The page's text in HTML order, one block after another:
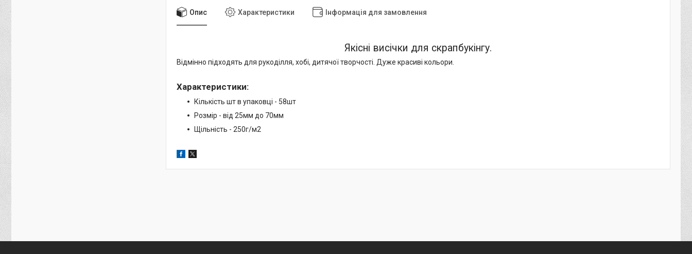
Опис Характеристики Інформація для замовлення
Якісні висічки для скрапбукінгу.
Відмінно підходять для рукоділля, хобі, дитячої творчості. Дуже красиві кольори.
Характеристики:
Кількість шт в упаковці - 58шт
Розмір - від 25мм до 70мм
Щільність - 250г/м2